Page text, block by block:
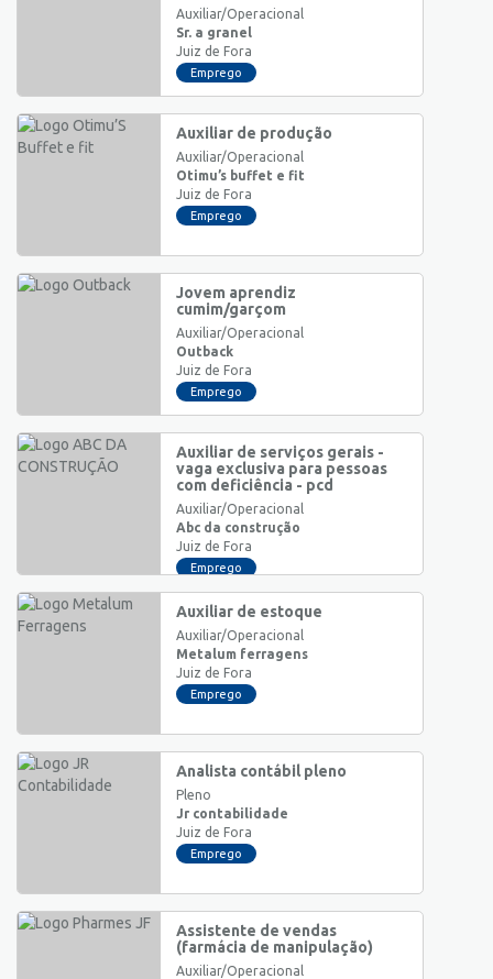
Auxiliar/Operacional
Sr. a granel
Juiz de Fora
Emprego
Auxiliar de produção
Auxiliar/Operacional
Otimu’s buffet e fit
Juiz de Fora
Emprego
Jovem aprendiz
cumim/garçom
Auxiliar/Operacional
Outback
Juiz de Fora
Emprego
Auxiliar de serviços gerais -
vaga exclusiva para pessoas
com deficiência - pcd
Auxiliar/Operacional
Abc da construção
Juiz de Fora
Emprego
Auxiliar de estoque
Auxiliar/Operacional
Metalum ferragens
Juiz de Fora
Emprego
Analista contábil pleno
Pleno
Jr contabilidade
Juiz de Fora
Emprego
Assistente de vendas
(farmácia de manipulação)
Auxiliar/Operacional